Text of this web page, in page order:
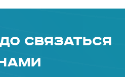
связаться